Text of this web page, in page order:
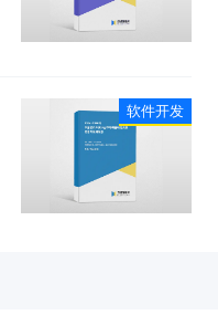
软件开发